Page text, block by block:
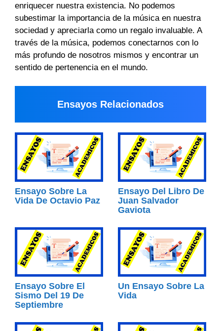
enriquecer nuestra existencia. No podemos
subestimar la importancia de la música en nuestra
sociedad y apreciarla como un regalo invaluable. A
través de la música, podemos conectarnos con lo
más profundo de nosotros mismos y encontrar un
sentido de pertenencia en el mundo.
Ensayos Relacionados
Ensayo Sobre La
Vida De Octavio Paz
Ensayo Del Libro De
Juan Salvador
Gaviota
Ensayo Sobre El
Sismo Del 19 De
Septiembre
Un Ensayo Sobre La
Vida